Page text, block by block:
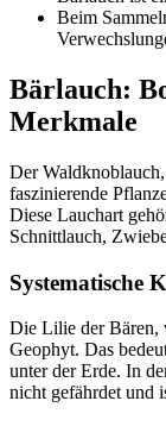
Beim
Bärlauch:
Merkmale
Der
faszinierende
Diese Lauchart
Schnittlauch,
Systematische
Die Lilie der Bären,
Geophyt. Das
unter der Erde. In
nicht gefährdet und